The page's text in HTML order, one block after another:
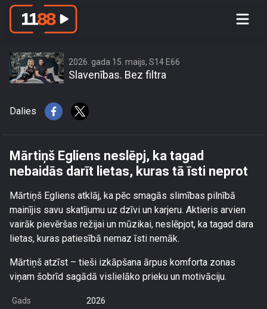
Mārtiņš Egliens neslēpj, ka tagad
2026. gada 15. maijs, S14 E66
Slavenības. Bez filtra
Dalies
Mārtiņš Egliens neslēpj, ka tagad
nebaidās darīt lietas, kuras tā īsti neprot
Mārtiņš Egliens atklāj, ka pēc smagās slimības pilnībā
mainījis savu skatījumu uz dzīvi un karjeru. Aktieris arvien
vairāk pievēršas režijai un mūzikai, neslēpjot, ka tagad dara
lietas, kuras patiesībā nemaz īsti nemāk.
Mārtiņš atzīst – tieši izkāpšana ārpus komforta zonas
viņam šobrīd sagādā vislielāko prieku un motivāciju.
Gads 2026